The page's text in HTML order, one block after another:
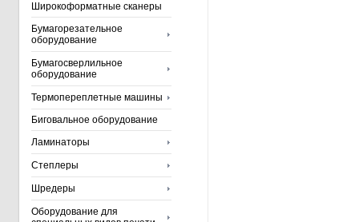
Широкоформатные сканеры
Бумагорезательное
оборудование
Бумагосверлильное
оборудование
Термопереплетные машины
Биговальное оборудование
Ламинаторы
Степлеры
Шредеры
Оборудование для